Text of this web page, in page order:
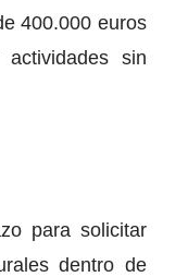
400.000 euros
sin
para solicitar
dentro de